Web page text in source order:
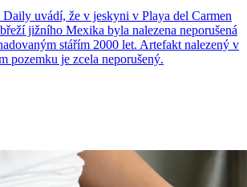
uvádí, že v jeskyni v Playa del Carmen
jižního Mexika byla nalezena neporušená
stářím 2000 let. Artefakt nalezený v
pozemku je zcela neporušený.